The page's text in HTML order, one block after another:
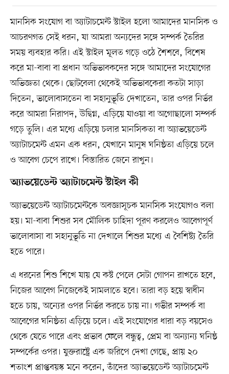
মানসিক সংযোগ বা অ্যাটাচমেন্ট স্টাইল হলো আমাদের মানসিক ও
আচরণগত সেই ধরন, যা আমরা অন্যদের সঙ্গে সম্পর্ক তৈরির
সময় ব্যবহার করি। এই স্টাইল মূলত গড়ে ওঠে শৈশবে, বিশেষ
করে মা-বাবা বা প্রধান অভিভাবকদের সঙ্গে আমাদের সংযোগের
অভিজ্ঞতা থেকে। ছোটবেলা থেকেই অভিভাবকেরা কতটা সাড়া
দিতেন, ভালোবাসতেন বা সহানুভূতি দেখাতেন, তার ওপর নির্ভর
করে আমরা নিরাপদ, উদ্বিগ্ন, এড়িয়ে যাওয়া বা অগোছালো সম্পর্ক
গড়ে তুলি। এর মধ্যে এড়িয়ে চলার মানসিকতা বা অ্যাভয়েডেন্ট
অ্যাটাচমেন্ট এমন এক ধরন, যেখানে মানুষ ঘনিষ্ঠতা এড়িয়ে চলে
ও আবেগ চেপে রাখে। বিস্তারিত জেনে রাখুন।
অ্যাভয়েডেন্ট অ্যাটাচমেন্ট স্টাইল কী
অ্যাভয়েডেন্ট অ্যাটাচমেন্টকে অবজ্ঞাসূচক মানসিক সংযোগও বলা
হয়। মা-বাবা শিশুর সব মৌলিক চাহিদা পূরণ করলেও আবেগপূর্ণ
ভালোবাসা বা সহানুভূতি না দেখালে শিশুর মধ্যে এ বৈশিষ্ট্য তৈরি
হতে পারে।
এ ধরনের শিশু শিখে যায় যে কষ্ট পেলে সেটা গোপন রাখতে হবে,
নিজের আবেগ নিজেকেই সামলাতে হবে। তারা বড় হয়ে স্বাধীন
হতে চায়, অন্যের ওপর নির্ভর করতে চায় না। গভীর সম্পর্ক বা
আবেগের ঘনিষ্ঠতা এড়িয়ে চলে। এই সংযোগের ধারা বড় বয়সেও
থেকে যেতে পারে এবং প্রভাব ফেলে বন্ধুত্ব, প্রেম বা অন্যান্য ঘনিষ্ঠ
সম্পর্কের ওপর। যুক্তরাষ্ট্রে এক জরিপে দেখা গেছে, প্রায় ২০
শতাংশ প্রাপ্তবয়স্ক মনে করেন, তাঁদের অ্যাভয়েডেন্ট অ্যাটাচমেন্ট